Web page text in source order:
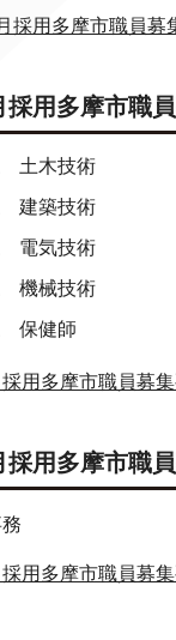
採用多摩市職員
採用多摩市職
土木技術
建築技術
電気技術
機械技術
保健師
用多摩市職員募
採用多摩市職
用多摩市職員募